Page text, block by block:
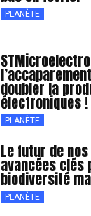
PLANÈTE
doubler la
électroniques !
PLANÈTE
Le futur de
avancées
biodiversité
PLANÈTE